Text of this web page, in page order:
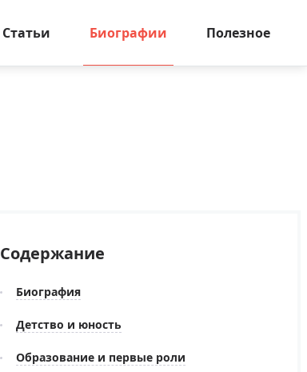
Статьи Биографии Полезное
Содержание
Биография
Детство и юность
Образование и первые роли